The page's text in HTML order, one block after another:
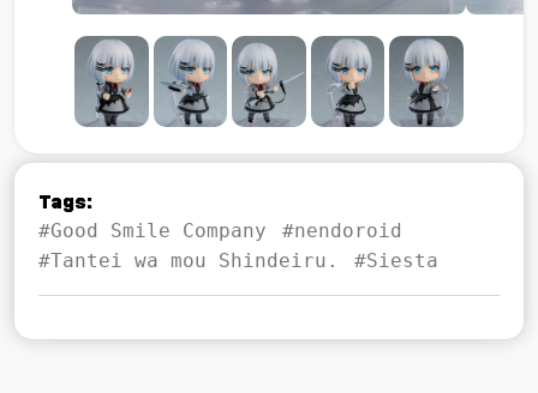
Tags:
#Good Smile Company
#nendoroid
#Tantei wa mou Shindeiru.
#Siesta